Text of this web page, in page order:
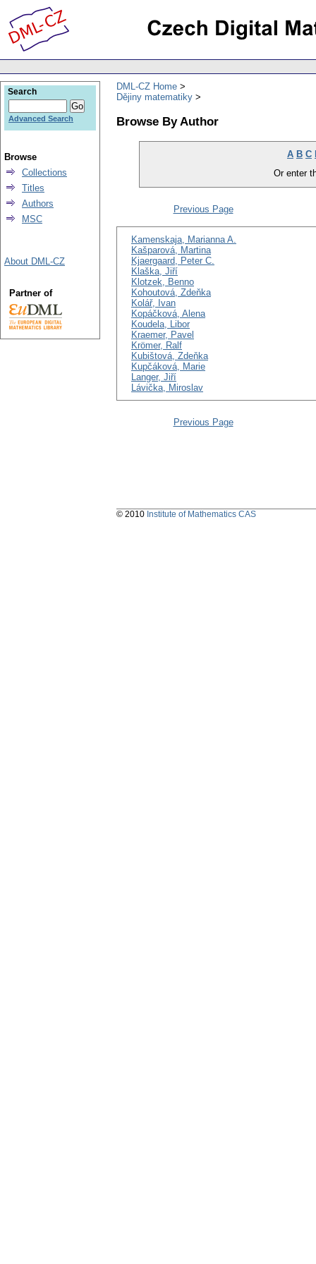
DML-CZ Home
Dějiny matematiky
Browse By Author
A B C
Or enter
Previous Page
Kamenskaja, Marianna A.
Kašparová, Martina
Kjaergaard, Peter C.
Klaška, Jiří
Klotzek, Benno
Kohoutová, Zdeňka
Kolář, Ivan
Kopáčková, Alena
Koudela, Libor
Kraemer, Pavel
Krömer, Ralf
Kubištová, Zdeňka
Kupčáková, Marie
Langer, Jiří
Lávička, Miroslav
Previous Page
Search
Advanced Search
Browse
Collections
Titles
Authors
MSC
About DML-CZ
Partner of
© 2010 Institute of Mathematics CAS